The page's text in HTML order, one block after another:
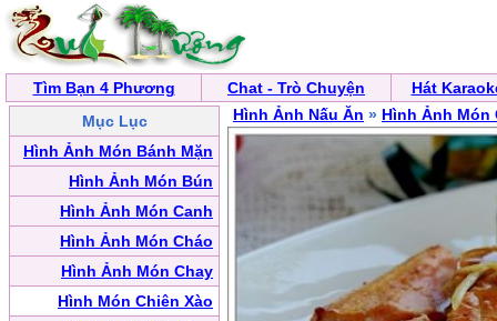
Tìm Bạn 4 Phương Chat - Trò Chuyện
Hát
Mục Lục
Hình Ảnh Món Bánh Mặn
Hình Ảnh Món Bún
Hình Ảnh Món Canh
Hình Ảnh Món Cháo
Hình Ảnh Món Chay
Hình Món Chiên Xào
Hình Ảnh Nấu Ăn » Hình Ảnh Món